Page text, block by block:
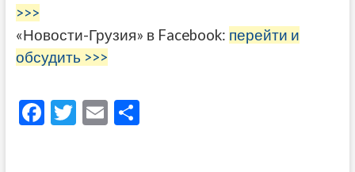
>>>
«Новости-Грузия» в Facebook: перейти и
обсудить >>>
F T E О